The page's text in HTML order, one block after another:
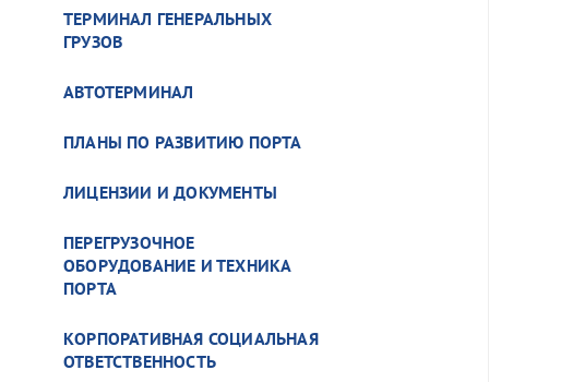
ТЕРМИНАЛ ГЕНЕРАЛЬНЫХ
ГРУЗОВ
АВТОТЕРМИНАЛ
ПЛАНЫ ПО РАЗВИТИЮ ПОРТА
ЛИЦЕНЗИИ И ДОКУМЕНТЫ
ПЕРЕГРУЗОЧНОЕ
ОБОРУДОВАНИЕ И ТЕХНИКА
ПОРТА
КОРПОРАТИВНАЯ СОЦИАЛЬНАЯ
ОТВЕТСТВЕННОСТЬ